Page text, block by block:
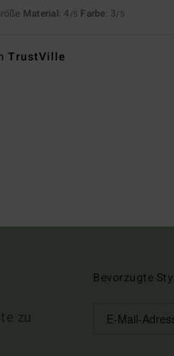
Material: 4 /5 Farbe: 3/5
TrustVille
zu
Bevorzugte